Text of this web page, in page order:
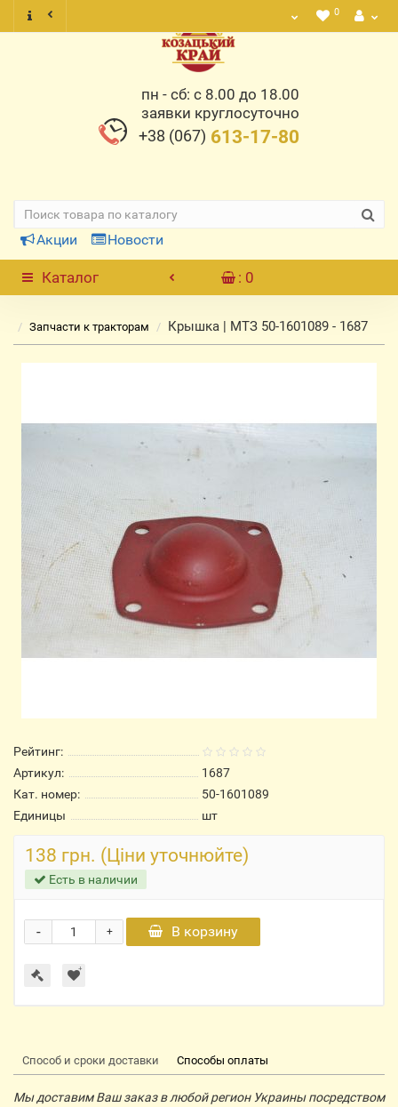
0
пн - сб: с 8.00 до 18.00
заявки круглосуточно
+38 (067) 613-17-80
Акции Новости
Каталог : 0
Запчасти к тракторам Крышка | МТЗ 50-1601089 - 1687
Рейтинг:
Артикул:
1687
Кат. номер:
50-1601089
Единицы
шт
138 грн. (Ціни уточнюйте)
Есть в наличии
+
- В корзину
Способ и сроки доставки Способы оплаты
Мы доставим Ваш заказ в любой регион Украины посредством